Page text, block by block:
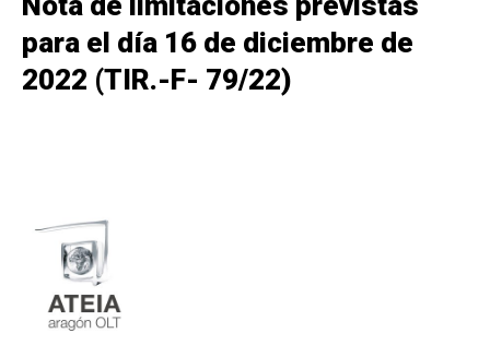
para el día 16 de diciembre de
2022 (TIR.-F- 79/22)